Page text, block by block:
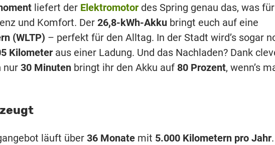
liefert der Elektromotor des Spring genau das, was für
und Komfort. Der 26,8-kWh-Akku bringt euch auf eine
(WLTP) – perfekt für den Alltag. In der Stadt wird’s sogar
Kilometer aus einer Ladung. Und das Nachladen? Dank
nur 30 Minuten bringt ihr den Akku auf 80 Prozent, wenn’s
läuft über 36 Monate mit 5.000 Kilometern pro Jahr.